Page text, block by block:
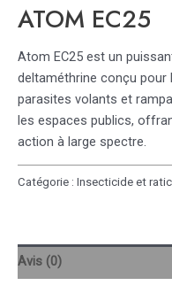
ATOM EC25
Atom EC25 est un
deltaméthrine conçu
parasites volants et
les espaces publics,
action à large spectre.
Catégorie : Insecticide et
Avis (0)